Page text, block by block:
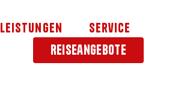
Leistungen Service
Reiseangebote